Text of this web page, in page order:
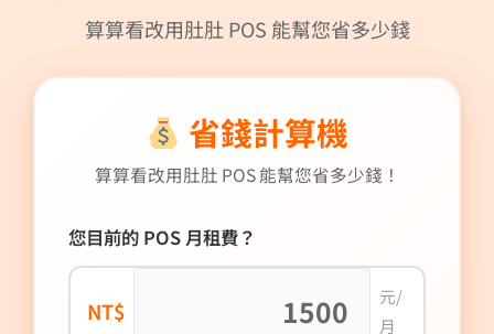
算算看改用肚肚 POS 能幫您省多少錢
省錢計算機
算算看改用肚肚 POS 能幫您省多少錢！
您目前的 POS 月租費？
NT$
元/
月